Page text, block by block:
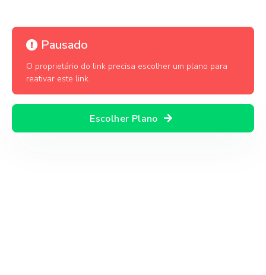
Pausado
O proprietário do link precisa escolher um plano para
reativar este link.
Escolher Plano